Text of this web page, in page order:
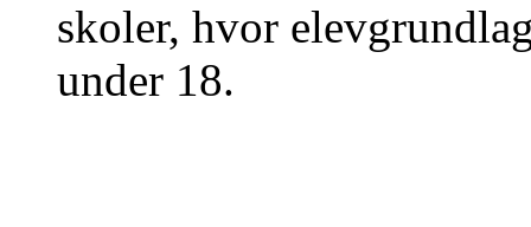
skoler, hvor
under 18.